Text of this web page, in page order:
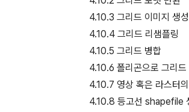
4.10.3 그리드 이미지 생성
4.10.4 그리드 리샘플링
4.10.5 그리드 병합
4.10.6 폴리곤으로 그리드
4.10.7 영상 혹은 라스터
4.10.8 등고선 shapefile